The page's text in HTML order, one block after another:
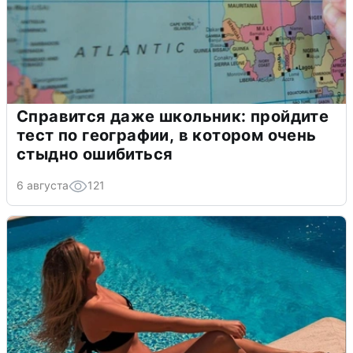
Справится даже школьник: пройдите
тест по географии, в котором очень
стыдно ошибиться
6 августа 121